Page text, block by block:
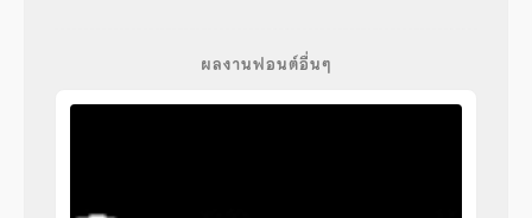
ผลงานฟอนต์อื่นๆ